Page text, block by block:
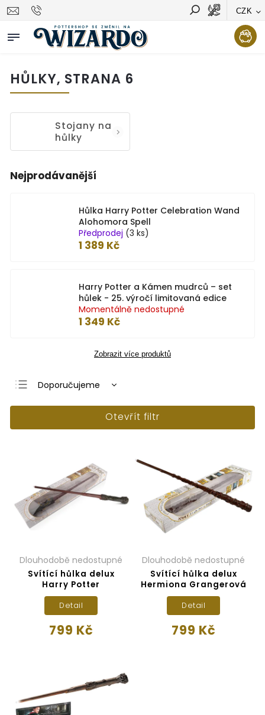
CZK
Vyhledávání Hledat
HŮLKY, STRANA 6
Stojany na
hůlky
Nejprodávanější
Hůlka Harry Potter Celebration Wand
Alohomora Spell
Předprodej (3 ks)
1 389 Kč
Harry Potter a Kámen mudrců – set
hůlek - 25. výročí limitovaná edice
Momentálně nedostupné
1 349 Kč
Zobrazit více produktů
Doporučujeme
Nejlevnější
Otevřít filtr
Svítící hůlka delux
Harry Potter
Dlouhodobě nedostupné
799 Kč
Detail
Svítící hůlka delux
Hermiona Grangerová
Dlouhodobě nedostupné
799 Kč
Detail